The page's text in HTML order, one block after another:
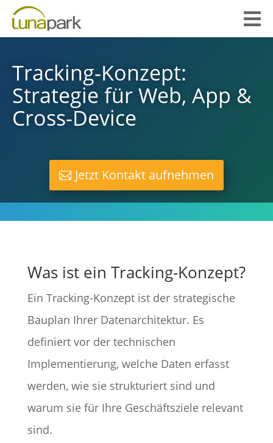

Tracking-Konzept:
Strategie für Web, App &
Cross-Device
Jetzt Kontakt aufnehmen
Was ist ein Tracking-Konzept?
Ein Tracking-Konzept ist der strategische
Bauplan Ihrer Datenarchitektur. Es
definiert vor der technischen
Implementierung, welche Daten erfasst
werden, wie sie strukturiert sind und
warum sie für Ihre Geschäftsziele relevant
sind.